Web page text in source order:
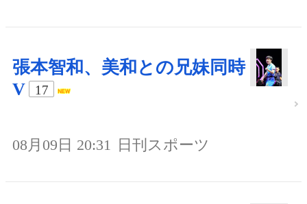
張本智和、美和との兄妹同時
V
17
08月09日 20:31 日刊スポーツ